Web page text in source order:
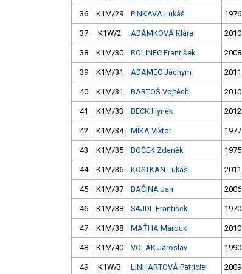
36 K1M/29 PINKAVA Lukáš 1976
37 K1W/2 ADÁMKOVÁ Klára 2010
38 K1M/30 ROLINEC František 2008
39 K1M/31 ADAMEC Jáchym 2011
40 K1M/31 BARTOŠ Vojtěch 2010
41 K1M/33 BECK Hynek 2012
42 K1M/34 MÍKA Viktor 1977
43 K1M/35 BOČEK Zdeněk 1975
44 K1M/36 KOSTKAN Lukáš 2011
45 K1M/37 BAČINA Jan 2006
46 K1M/38 SAJDL František 1970
47 K1M/38 MAŤHA Marduk 2010
48 K1M/40 VOLÁK Jaroslav 1990
49 K1W/3 LINHARTOVÁ Patricie 2009